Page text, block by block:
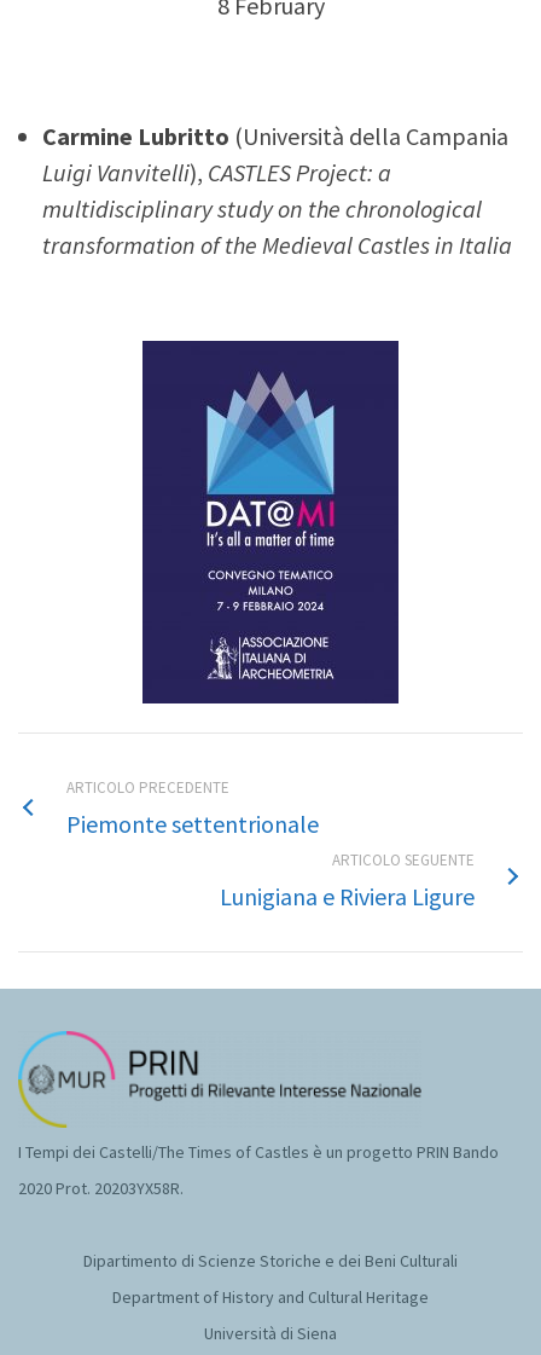
Carmine Lubritto (Università della Campania
Luigi Vanvitelli), CASTLES Project: a
multidisciplinary study on the chronological
transformation of the Medieval Castles in Italia
ARTICOLO PRECEDENTE
Piemonte settentrionale
ARTICOLO SEGUENTE
Lunigiana e Riviera Ligure
I Tempi dei Castelli/The Times of Castles è un progetto PRIN Bando
2020 Prot. 20203YX58R.
Dipartimento di Scienze Storiche e dei Beni Culturali
Department of History and Cultural Heritage
Università di Siena